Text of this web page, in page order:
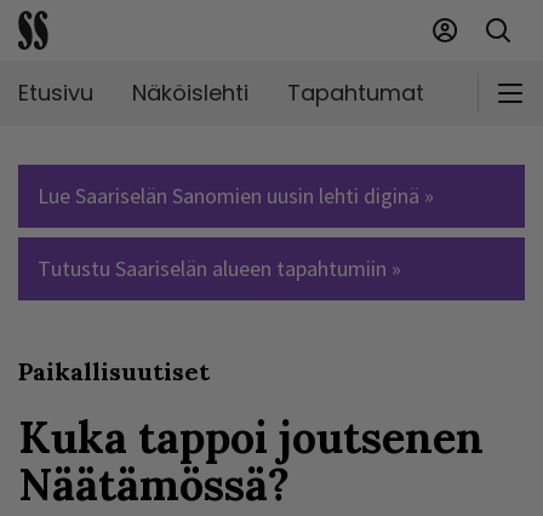
Etusivu Näköislehti Tapahtumat
Lue Saariselän Sanomien uusin lehti diginä »
Tutustu Saariselän alueen tapahtumiin »
Paikallisuutiset
Kuka tappoi joutsenen
Näätämössä?